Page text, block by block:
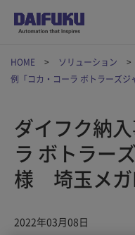
HOME ソリューション
例「コカ・コーラ ボトラーズ
ダイフク納
ラ ボトラー
様 埼玉メガ
2022年03月08日